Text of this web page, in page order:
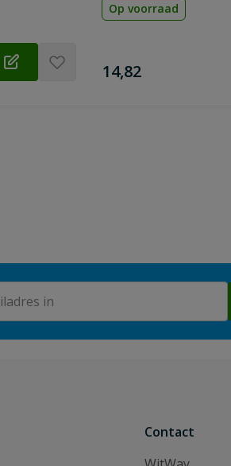
Op voorraad
€
14,82
Contact